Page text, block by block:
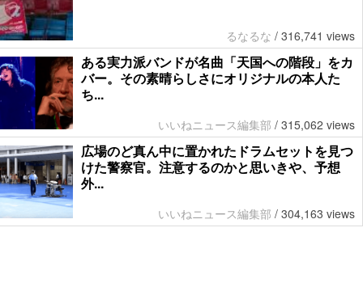
るなるな / 316,741 views
ある実力派バンドが名曲「天国への階段」をカ
バー。その素晴らしさにオリジナルの本人た
ち...
いいねニュース編集部 / 315,062 views
広場のど真ん中に置かれたドラムセットを見つ
けた警察官。注意するのかと思いきや、予想
外...
いいねニュース編集部 / 304,163 views